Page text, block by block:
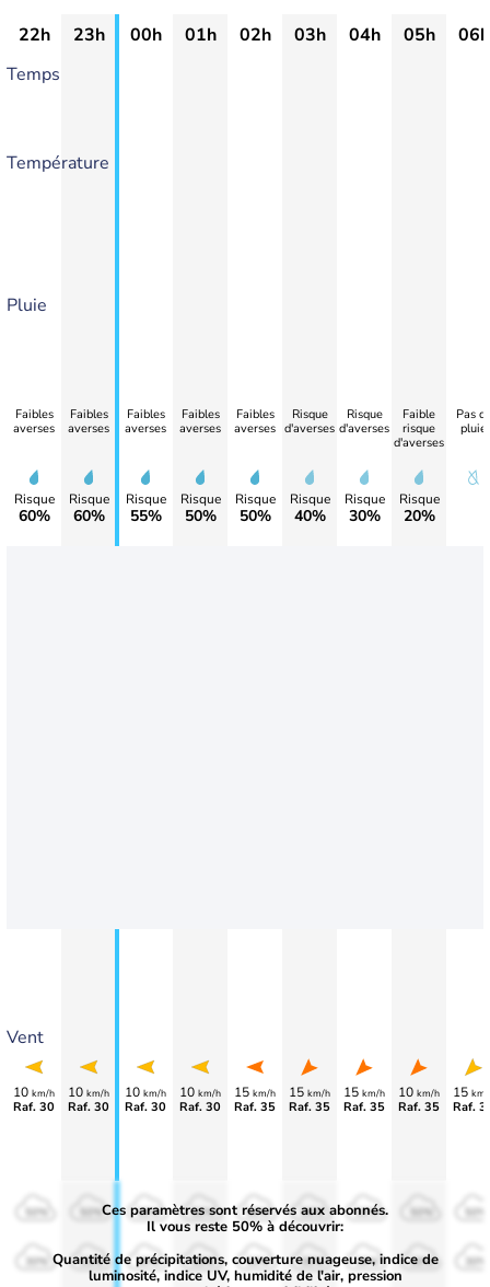
22h 23h 00h 01h 02h 03h 04h 05h
06h
Temps
Température
Pluie
Vent
Faibles
averses
Risque
60%
10 km/h
Raf. 30
Faibles
averses
Risque
60%
10 km/h
Raf. 30
Faibles
averses
Risque
55%
10 km/h
Raf. 30
Faibles
averses
Risque
50%
10 km/h
Raf. 30
Faibles
averses
Risque
50%
15 km/h
Raf. 35
Risque
d'averses
Risque
40%
15 km/h
Raf. 35
Risque
d'averses
Risque
30%
15 km/h
Raf. 35
Faible
risque
d'averses
Risque
20%
10 km/h
Raf. 35
Pas
pluie
15
Raf.
50%
30%
50%
30%
50%
30%
50%
30%
50%
30%
50%
30%
50%
30% 30% 30%
Ces paramètres sont réservés aux abonnés.
Il vous reste 50% à découvrir:
Quantité de précipitations, couverture nuageuse, indice de
luminosité, indice UV, humidité de l'air, pression